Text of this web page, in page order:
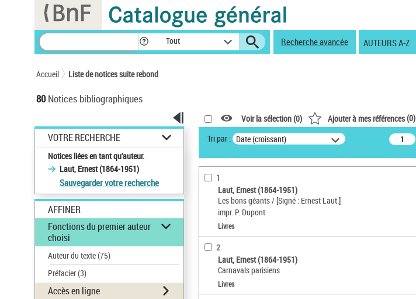
Tout Recherche avancée AUTEURS A-Z
Accueil Liste de notices suite rebond
80Notices bibliographiques
VOTRE RECHERCHE
Notices liées en tant qu'auteur.
Laut, Ernest (1864-1951)
Sauvegarder votre recherche
AFFINER
Fonctions du premier auteur
choisi
Auteur du texte(75)
Préfacier(3)
Accès en ligne
Voir la sélection (0) Ajouter à mes références(0)
Tri par : Date (croissant)
1
Laut, Ernest (1864-1951)
Les bons géants / [Signé : Ernest Laut.]
impr. P. Dupont
Livres
2
Laut, Ernest (1864-1951)
Carnavals parisiens
Livres
Panneau de gestion des cookies